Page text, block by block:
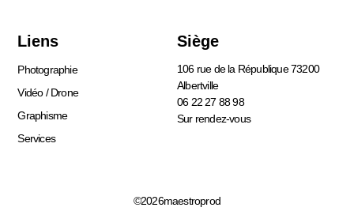
Liens
Photographie
Vidéo / Drone
Graphisme
Services
Siège
106 rue de la République 73200
Albertville
06 22 27 88 98
Sur rendez-vous
©2026maestroprod